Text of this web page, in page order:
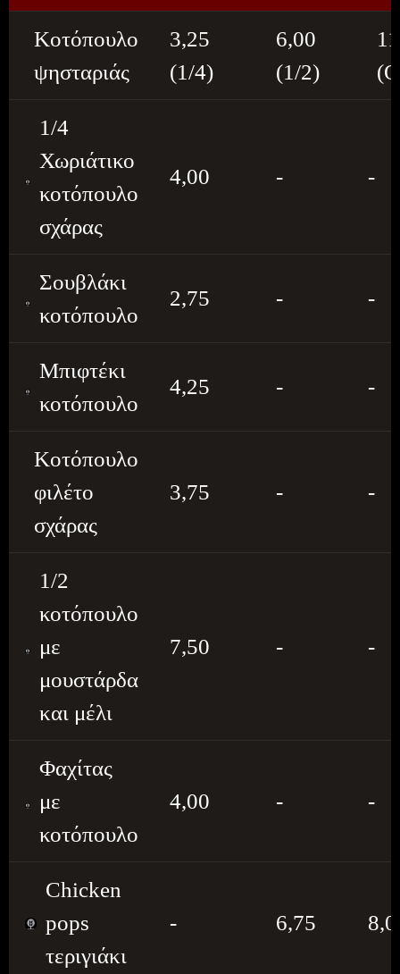
Κοτόπουλο
ψησταριάς
3,25
(1/4)
6,00
(1/2)
1/4
Χωριάτικο
κοτόπουλο
σχάρας
4,00 - -
Σουβλάκι
κοτόπουλο
2,75 - -
Μπιφτέκι
κοτόπουλο
4,25 - -
Κοτόπουλο
φιλέτο
σχάρας
3,75 - -
1/2
κοτόπουλο
με
μουστάρδα
και μέλι
7,50 - -
Φαχίτας
με
κοτόπουλο
4,00 - -
Chicken
pops
τεριγιάκι
- 6,75